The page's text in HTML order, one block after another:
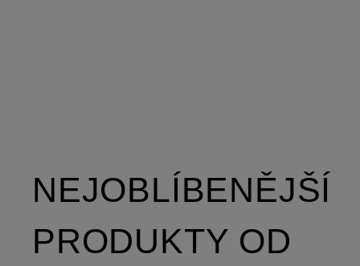
NEJOBLÍBENĚJŠÍ
PRODUKTY OD